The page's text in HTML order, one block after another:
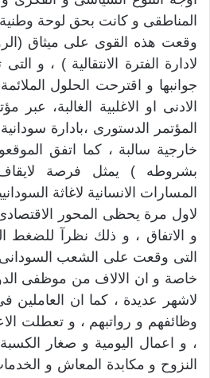
المناطقى و كانت بحق لوحة
وقعت هذه القوى على ميثاق
لادارة الفترة الانتقالية ) ، و
جوانبها و اقترحت الحلول
الادنى او الاغلبية الغالبة، عبر
المؤتمر الدستورى ،بادارة
خارجية سالبة ، كما اتفق
بشروطه ) يمثل فرصة
المسارات الانسانية لاغاثة
لاول مرة يحظى المحور
و الاتفاق ، و ذلك نظرآ للضغط
التى وقعت على الشعب
خاصة و ان الالاف من موظفى
لاشهر عديدة ، كما ان العاملين
وظائفهم و رواتبهم ، و تعطلت
، و اعمال اليومية و صغار
النزوح و مكابدة المعاش و